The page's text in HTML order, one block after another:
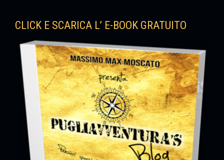
CLICK E SCARICA L’ E-BOOK GRATUITO